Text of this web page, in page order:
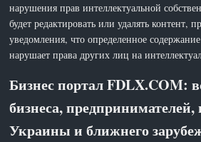
нарушения прав интеллектуальной
будет редактировать или удалять контент,
уведомления, что определенное
нарушает права других лиц на
Бизнес портал FDLX.COM:
бизнеса, предпринимателей,
Украины и ближнего